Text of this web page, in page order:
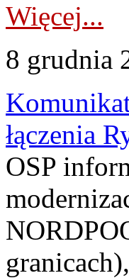
Więcej...
8 grudnia
łączenia
OSP